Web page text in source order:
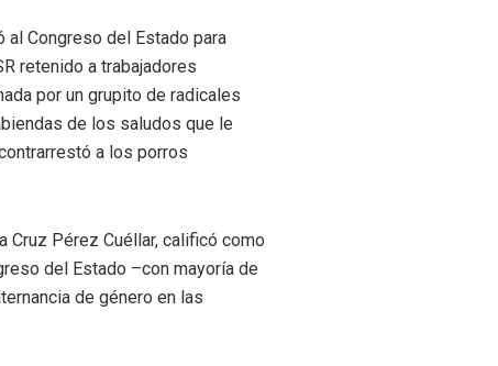
al Congreso del Estado para
retenido a trabajadores
por un grupito de radicales
de los saludos que le
a los porros
Cruz Pérez Cuéllar, calificó como
del Estado –con mayoría de
de género en las